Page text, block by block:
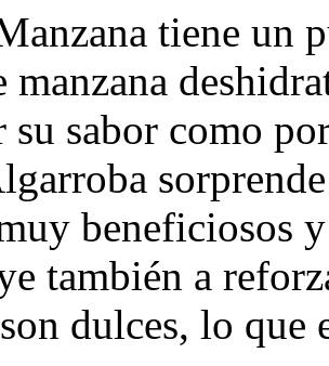
tiene un
manzana
su sabor como
beneficiosos
también a
dulces, lo que